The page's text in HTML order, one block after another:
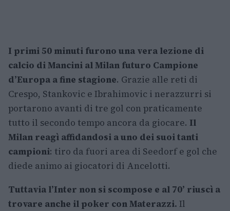
I primi 50 minuti furono una vera lezione di
calcio di Mancini al Milan futuro Campione
d’Europa a fine stagione. Grazie alle reti di
Crespo, Stankovic e Ibrahimovic i nerazzurri si
portarono avanti di tre gol con praticamente
tutto il secondo tempo ancora da giocare. Il
Milan reagì affidandosi a uno dei suoi tanti
campioni: tiro da fuori area di Seedorf e gol che
diede animo ai giocatori di Ancelotti.
Tuttavia l’Inter non si scompose e al 70’ riuscì a
trovare anche il poker con Materazzi. Il